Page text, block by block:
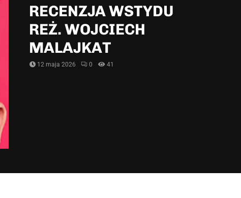
RECENZJA WSTYDU
REŻ. WOJCIECH
MALAJKAT
12 maja 2026 0 41